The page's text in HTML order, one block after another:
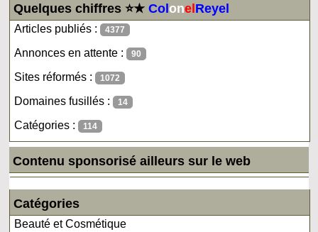
Quelques chiffres ⭐★ColonelReyel
Articles publiés : 4377
Annonces en attente : 90
Sites réformés : 1072
Domaines fusillés : 14
Catégories : 114
Contenu sponsorisé ailleurs sur le web
Catégories
Beauté et Cosmétique